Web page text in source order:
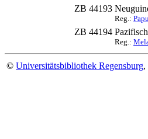
ZB 44193
Reg.:
ZB 44194
Reg.:
© Universitätsbibliothek Regensburg,